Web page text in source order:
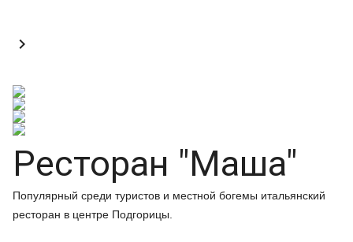

Ресторан "Маша"
Популярный среди туристов и местной богемы итальянский
ресторан в центре Подгорицы.